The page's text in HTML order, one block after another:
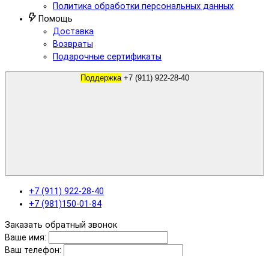
Политика обработки персональных данных
Помощь
Доставка
Возвраты
Подарочные сертификаты
Поддержка +7 (911) 922-28-40
+7 (911) 922-28-40
+7 (981)150-01-84
Заказать обратный звонок
Ваше имя:
Ваш телефон: